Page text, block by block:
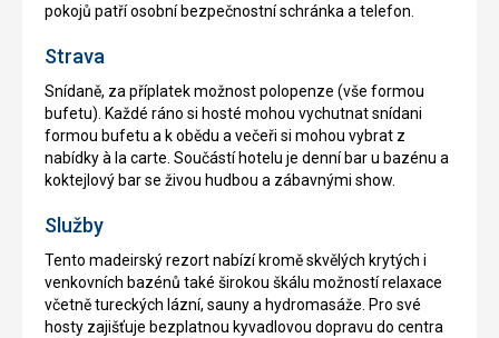
pokojů patří osobní bezpečnostní schránka a telefon.
Strava
Snídaně, za příplatek možnost polopenze (vše formou
bufetu). Každé ráno si hosté mohou vychutnat snídani
formou bufetu a k obědu a večeři si mohou vybrat z
nabídky à la carte. Součástí hotelu je denní bar u bazénu a
koktejlový bar se živou hudbou a zábavnými show.
Služby
Tento madeirský rezort nabízí kromě skvělých krytých i
venkovních bazénů také širokou škálu možností relaxace
včetně tureckých lázní, sauny a hydromasáže. Pro své
hosty zajišťuje bezplatnou kyvadlovou dopravu do centra